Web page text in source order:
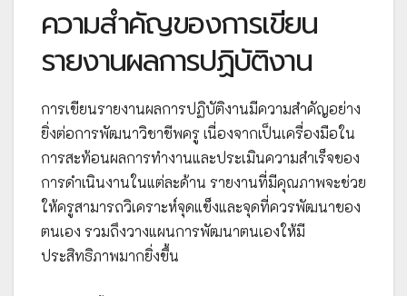
ความสำคัญของการเขียน
รายงานผลการปฏิบัติงาน
การเขียนรายงานผลการปฏิบัติงานมีความสำคัญอย่าง
ยิ่งต่อการพัฒนาวิชาชีพครู เนื่องจากเป็นเครื่องมือใน
การสะท้อนผลการทำงานและประเมินความสำเร็จของ
การดำเนินงานในแต่ละด้าน รายงานที่มีคุณภาพจะช่วย
ให้ครูสามารถวิเคราะห์จุดแข็งและจุดที่ควรพัฒนาของ
ตนเอง รวมถึงวางแผนการพัฒนาตนเองให้มี
ประสิทธิภาพมากยิ่งขึ้น